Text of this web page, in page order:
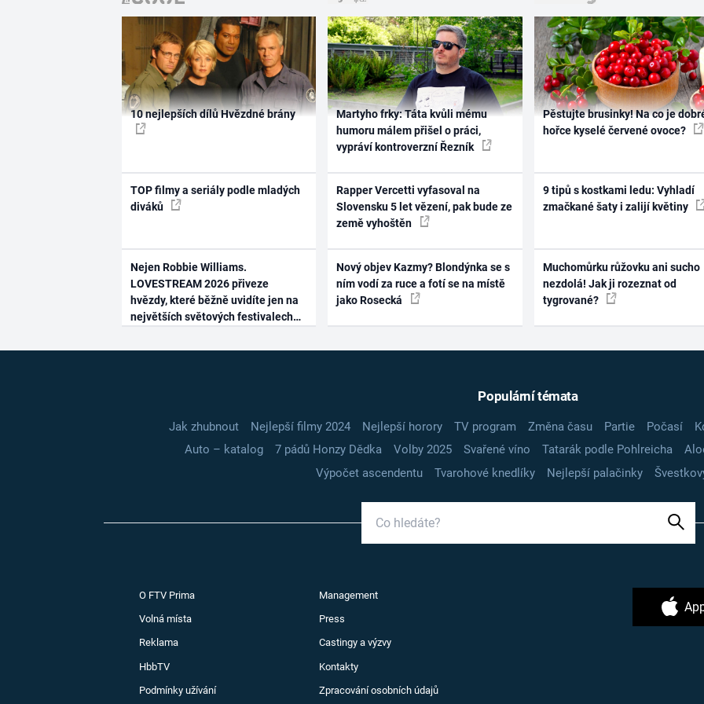
10 nejlepších dílů Hvězdné brány
TOP filmy a seriály podle mladých
diváků
Nejen Robbie Williams.
LOVESTREAM 2026 přiveze
hvězdy, které běžně uvidíte jen na
největších světových festivalech
Martyho frky: Táta kvůli mému
humoru málem přišel o práci,
vypráví kontroverzní Řezník
Rapper Vercetti vyfasoval na
Slovensku 5 let vězení, pak bude ze
země vyhoštěn
Nový objev Kazmy? Blondýnka se s
ním vodí za ruce a fotí se na místě
jako Rosecká
Pěstujte brusinky! Na co je
hořce kyselé červené ovoce?
9 tipů s kostkami ledu: Vyhladí
zmačkané šaty i zalijí květiny
Muchomůrku růžovku ani sucho
nezdolá! Jak ji rozeznat od
tygrované?
Populární témata
Jak zhubnout Nejlepší filmy 2024 Nejlepší horory TV program Změna času Partie Počasí
Auto – katalog
7 pádů Honzy Dědka Volby 2025 Svařené víno Tatarák podle Pohlreicha
Výpočet ascendentu
Tvarohové knedlíky Nejlepší palačinky
O FTV Prima Management
Volná místa Press
Reklama Castingy a výzvy
HbbTV Kontakty
Podmínky užívání Zpracování osobních údajů